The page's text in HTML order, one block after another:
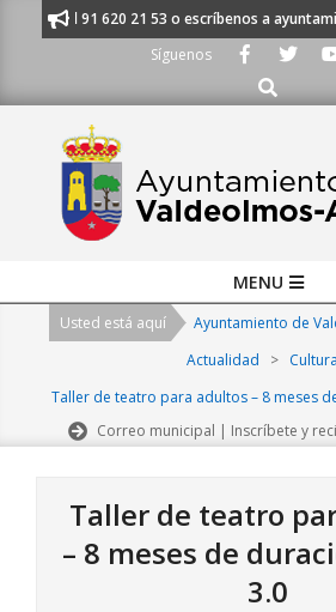
al 91 620 21 53 o escríbenos a
Síguenos
Buscar
Navigation
MENU
Usted está aquí Ayuntamiento de
Actualidad
> Cultura
Taller de teatro para adultos – 8 meses
Correo municipal | Inscríbete y
Taller de teatro
– 8 meses de
3.0